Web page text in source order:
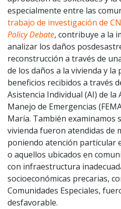
especialmente entre las
trabajo de investigación de
Policy Debate, contribuye a la
analizar los daños
reconstrucción a través de
de los daños a la vivienda y
beneficios recibidos a través
Asistencia Individual (AI) de la
Manejo de Emergencias
María. También examinamos
vivienda fueron atendidas de
poniendo atención particular
o aquellos ubicados en
con infraestructura
socioeconómicas precarias,
Comunidades Especiales,
desfavorable.